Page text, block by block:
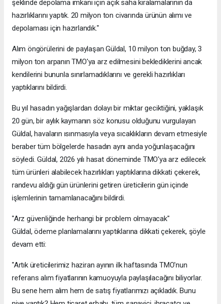
şeklinde depolama imkanı için açık saha kiralamalarının da
hazırlıklarını yaptık. 20 milyon ton civarında ürünün alımı ve
depolaması için hazırlandık."
Alım öngörülerini de paylaşan Güldal, 10 milyon ton buğday, 3
milyon ton arpanın TMO'ya arz edilmesini beklediklerini ancak
kendilerini bununla sınırlamadıklarını ve gerekli hazırlıkları
yaptıklarını bildirdi.
Bu yıl hasadın yağışlardan dolayı bir miktar geciktiğini, yaklaşık
20 gün, bir aylık kaymanın söz konusu olduğunu vurgulayan
Güldal, havaların ısınmasıyla veya sıcaklıkların devam etmesiyle
beraber tüm bölgelerde hasadın aynı anda yoğunlaşacağını
söyledi. Güldal, 2026 yılı hasat döneminde TMO'ya arz edilecek
tüm ürünleri alabilecek hazırlıkları yaptıklarına dikkati çekerek,
randevu aldığı gün ürünlerini getiren üreticilerin gün içinde
işlemlerinin tamamlanacağını bildirdi.
"Arz güvenliğinde herhangi bir problem olmayacak"
Güldal, ödeme planlamalarını yaptıklarına dikkati çekerek, şöyle
devam etti:
"Artık üreticilerimiz haziran ayının ilk haftasında TMO'nun
referans alım fiyatlarının kamuoyuyla paylaşılacağını biliyorlar.
Bu sene hem alım hem de satış fiyatlarımızı açıkladık. Bunu